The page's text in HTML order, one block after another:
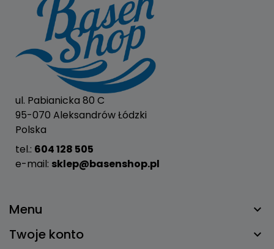
ul. Pabianicka 80 C
95-070 Aleksandrów Łódzki
Polska
tel.: 604 128 505
e-mail: sklep@basenshop.pl
Menu
Twoje konto